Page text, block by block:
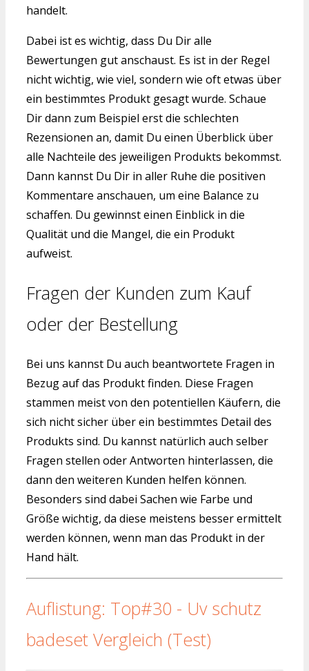
handelt.
Dabei ist es wichtig, dass Du Dir alle
Bewertungen gut anschaust. Es ist in der Regel
nicht wichtig, wie viel, sondern wie oft etwas über
ein bestimmtes Produkt gesagt wurde. Schaue
Dir dann zum Beispiel erst die schlechten
Rezensionen an, damit Du einen Überblick über
alle Nachteile des jeweiligen Produkts bekommst.
Dann kannst Du Dir in aller Ruhe die positiven
Kommentare anschauen, um eine Balance zu
schaffen. Du gewinnst einen Einblick in die
Qualität und die Mangel, die ein Produkt
aufweist.
Fragen der Kunden zum Kauf
oder der Bestellung
Bei uns kannst Du auch beantwortete Fragen in
Bezug auf das Produkt finden. Diese Fragen
stammen meist von den potentiellen Käufern, die
sich nicht sicher über ein bestimmtes Detail des
Produkts sind. Du kannst natürlich auch selber
Fragen stellen oder Antworten hinterlassen, die
dann den weiteren Kunden helfen können.
Besonders sind dabei Sachen wie Farbe und
Größe wichtig, da diese meistens besser ermittelt
werden können, wenn man das Produkt in der
Hand hält.
Auflistung: Top#30 - Uv schutz
badeset Vergleich (Test)